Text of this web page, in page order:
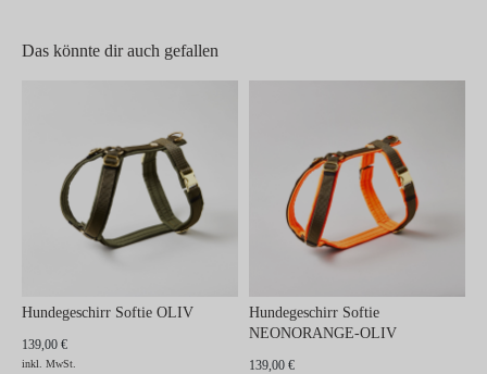
Das könnte dir auch gefallen
Hundegeschirr Softie OLIV
139,00 €
inkl. MwSt.
Hundegeschirr Softie
NEONORANGE-OLIV
139,00 €